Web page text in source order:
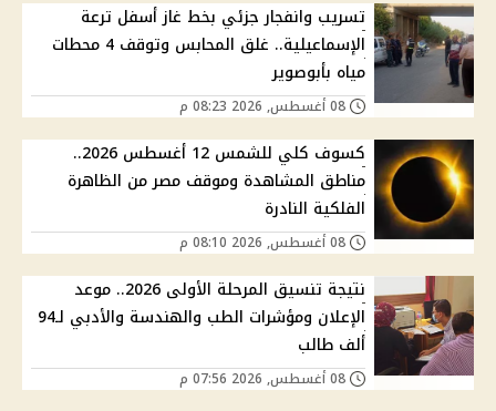
تسريب وانفجار جزئي بخط غاز أسفل ترعة
الإسماعيلية.. غلق المحابس وتوقف 4 محطات
مياه بأبوصوير
كسوف كلي للشمس 12 أغسطس 2026..
مناطق المشاهدة وموقف مصر من الظاهرة
الفلكية النادرة
نتيجة تنسيق المرحلة الأولى 2026.. موعد
الإعلان ومؤشرات الطب والهندسة والأدبي لـ94
ألف طالب